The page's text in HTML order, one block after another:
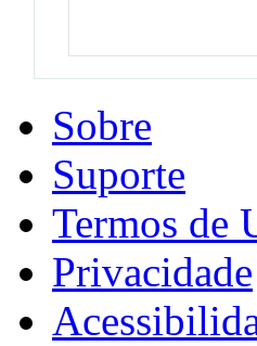
Sobre
Suporte
Termos de
Privacidade